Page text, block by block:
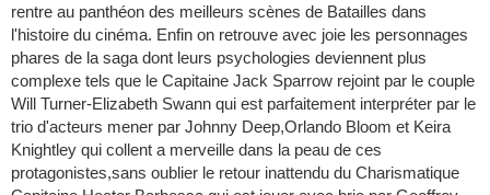
rentre au panthéon des meilleurs scènes de Batailles dans
l'histoire du cinéma. Enfin on retrouve avec joie les personnages
phares de la saga dont leurs psychologies deviennent plus
complexe tels que le Capitaine Jack Sparrow rejoint par le couple
Will Turner-Elizabeth Swann qui est parfaitement interpréter par le
trio d'acteurs mener par Johnny Deep,Orlando Bloom et Keira
Knightley qui collent a merveille dans la peau de ces
protagonistes,sans oublier le retour inattendu du Charismatique